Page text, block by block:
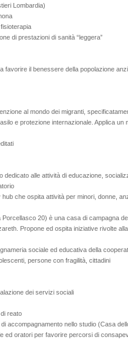
Lombardia)
di prestazioni di sanità “leggera”
favorire il benessere della popolazione
al mondo dei migranti,
e protezione internazionale. Applica un
dedicato alle attività di educazione,
che ospita attività per minori, donne,
20) è una casa di campagna
Propone ed ospita iniziative rivolte
sociale ed educativa della
persone con fragilità, cittadini
dei servizi sociali
reato
accompagnamento nello studio (Casa
ed oratori per favorire percorsi di